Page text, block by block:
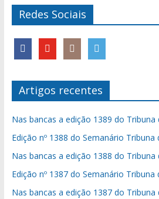
Redes Sociais
Artigos recentes
Nas bancas a edição 1389 do Tribuna
Edição nº 1388 do Semanário Tribuna
Nas bancas a edição 1388 do Tribuna
Edição nº 1387 do Semanário Tribuna
Nas bancas a edição 1387 do Tribuna